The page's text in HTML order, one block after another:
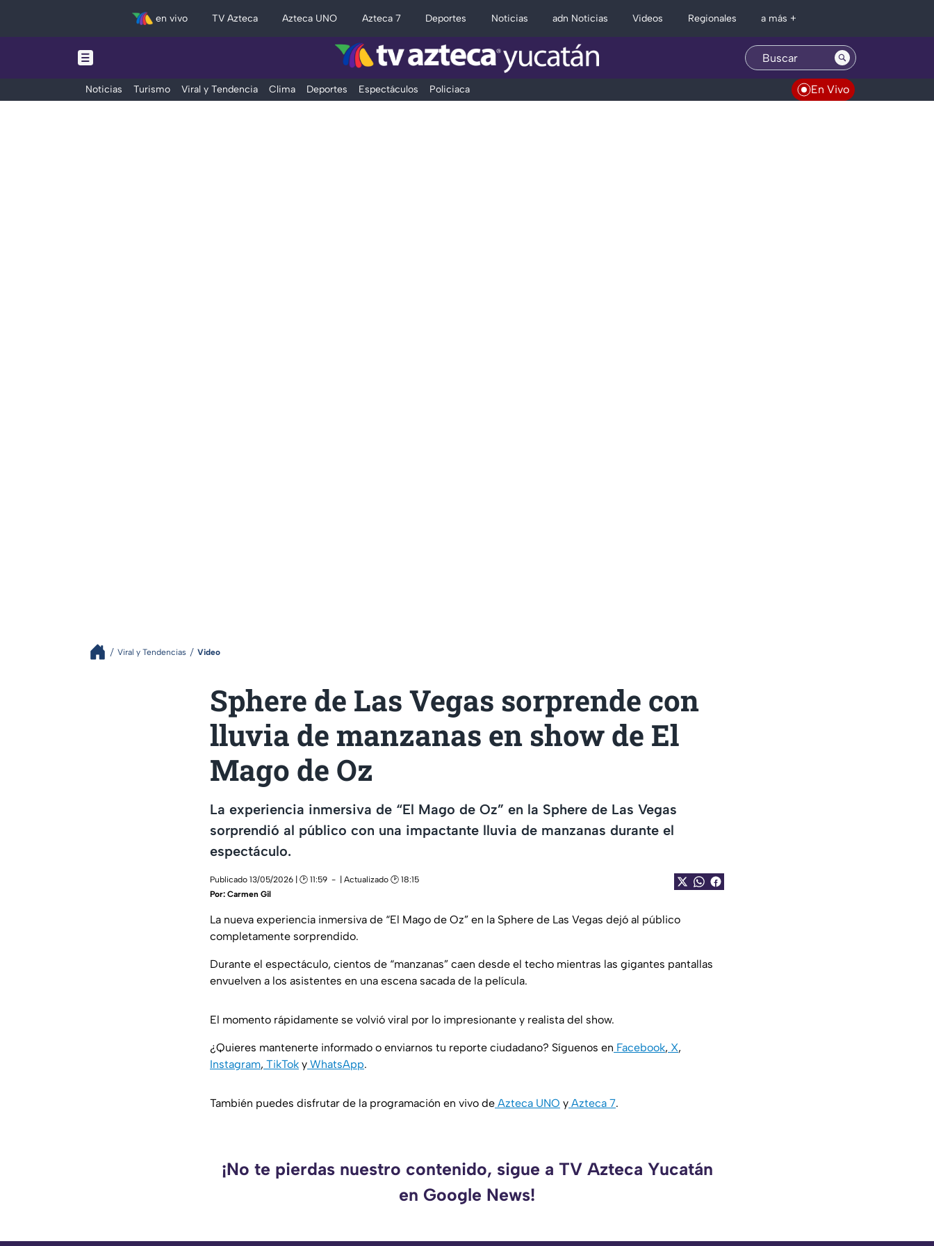
en vivo TV Azteca Azteca UNO Azteca 7 Deportes Noticias adn Noticias Videos Regionales a más +
Noticias Turismo Viral y Tendencia Clima Deportes Espectáculos Policiaca En Vivo
Viral y Tendencias Video
Sphere de Las Vegas sorprende con
lluvia de manzanas en show de El
Mago de Oz
La experiencia inmersiva de “El Mago de Oz” en la Sphere de Las Vegas
sorprendió al público con una impactante lluvia de manzanas durante el
espectáculo.
Publicado 13/05/2026 | 🕑 11:59
| Actualizado 🕑 18:15
Por: Carmen Gil
La nueva experiencia inmersiva de “El Mago de Oz” en la Sphere de Las Vegas dejó al público
completamente sorprendido.
Durante el espectáculo, cientos de “manzanas” caen desde el techo mientras las gigantes pantallas
envuelven a los asistentes en una escena sacada de la película.
El momento rápidamente se volvió viral por lo impresionante y realista del show.
¿Quieres mantenerte informado o enviarnos tu reporte ciudadano? Síguenos en Facebook, X,
Instagram, TikTok y WhatsApp.
También puedes disfrutar de la programación en vivo de Azteca UNO y Azteca 7.
¡No te pierdas nuestro contenido, sigue a TV Azteca Yucatán
en Google News!